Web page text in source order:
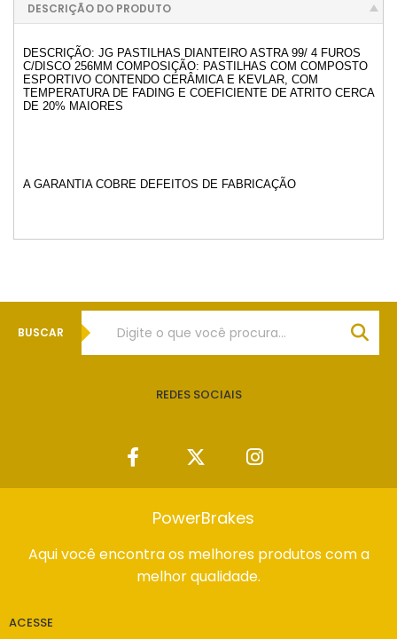
DESCRIÇÃO DO PRODUTO
DESCRIÇÃO: JG PASTILHAS DIANTEIRO ASTRA 99/ 4 FUROS
C/DISCO 256MM COMPOSIÇÃO: PASTILHAS COM COMPOSTO
ESPORTIVO CONTENDO CERÂMICA E KEVLAR, COM
TEMPERATURA DE FADING E COEFICIENTE DE ATRITO CERCA
DE 20% MAIORES
A GARANTIA COBRE DEFEITOS DE FABRICAÇÃO
BUSCAR
REDES SOCIAIS
PowerBrakes
Aqui você encontra os melhores produtos com a
melhor qualidade.
ACESSE